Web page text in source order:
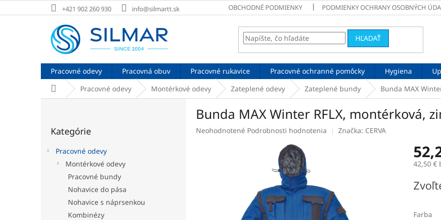
na
+421 902 260 930 info@silmartt.sk OBCHODNÉ PODMIENKY PODMIENKY OCHRANY OSOBNÝCH
HĽADAŤ
Pracovné odevy Pracovná obuv Pracovné rukavice Pracovné ochranné pomôcky Hygiena
DomovPracovné odevy Montérkové odevy Zateplené odevy Zateplené bundy Bunda MAX
kategórie
Kategórie
Pracovné odevy
Montérkové odevy
Pracovné bundy
Nohavice do pása
Nohavice s náprsenkou
Kombinézy
Bunda MAX Winter RFLX, montérková,
Priemerné
Neohodnotené Podrobnosti hodnotenia Značka: CERVA
42,50 €
cena:
Farba